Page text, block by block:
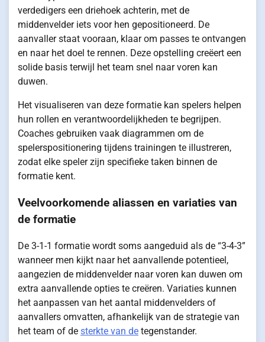
verdedigers een driehoek achterin, met de
middenvelder iets voor hen gepositioneerd. De
aanvaller staat vooraan, klaar om passes te ontvangen
en naar het doel te rennen. Deze opstelling creëert een
solide basis terwijl het team snel naar voren kan
duwen.
Het visualiseren van deze formatie kan spelers helpen
hun rollen en verantwoordelijkheden te begrijpen.
Coaches gebruiken vaak diagrammen om de
spelerspositionering tijdens trainingen te illustreren,
zodat elke speler zijn specifieke taken binnen de
formatie kent.
Veelvoorkomende aliassen en variaties van
de formatie
De 3-1-1 formatie wordt soms aangeduid als de “3-4-3”
wanneer men kijkt naar het aanvallende potentieel,
aangezien de middenvelder naar voren kan duwen om
extra aanvallende opties te creëren. Variaties kunnen
het aanpassen van het aantal middenvelders of
aanvallers omvatten, afhankelijk van de strategie van
het team of de sterkte van de tegenstander.